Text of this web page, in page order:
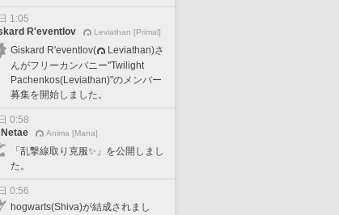
1:05
R'eventlov
Leviathan [Primal]
Giskard R'eventlov(
Leviathan)さ
んがフリーカンパニー"Twilight
Pachenkos(Leviathan)"のメンバー
募集を開始しました。
0:58
Anima [Mana]
「乱撃線取り克服✨」を公開しまし
た。
0:56
hogwarts(Shiva)が結成されまし